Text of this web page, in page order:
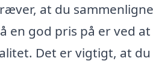
at du
en god pris på er ved
Det er vigtigt, at du